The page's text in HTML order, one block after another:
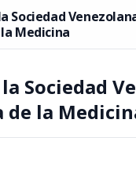
Sociedad
Medicina
Sociedad
de la